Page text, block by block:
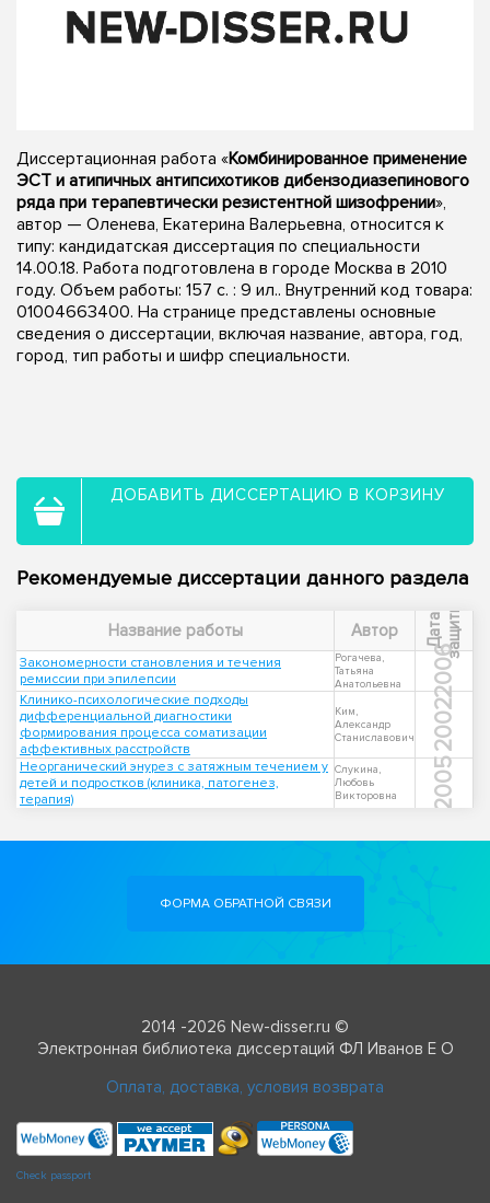
Диссертационная работа «Комбинированное применение
ЭСТ и атипичных антипсихотиков дибензодиазепинового
ряда при терапевтически резистентной шизофрении»,
автор — Оленева, Екатерина Валерьевна, относится к
типу: кандидатская диссертация по специальности
14.00.18. Работа подготовлена в городе Москва в 2010
году. Объем работы: 157 с. : 9 ил.. Внутренний код товара:
01004663400. На странице представлены основные
сведения о диссертации, включая название, автора, год,
город, тип работы и шифр специальности.
ДОБАВИТЬ ДИССЕРТАЦИЮ В КОРЗИНУ
Рекомендуемые диссертации данного раздела
Название работы Автор Д
а
т
а
з
а
щ
и
ты
Закономерности становления и течения
ремиссии при эпилепсии
Рогачева,
Татьяна
Анатольевна
2006
Клинико-психологические подходы
дифференциальной диагностики
формирования процесса соматизации
аффективных расстройств
Ким,
Александр
Станиславович
2002
Неорганический энурез с затяжным течением у
детей и подростков (клиника, патогенез,
терапия)
Слукина,
Любовь
Викторовна
2005
ФОРМА ОБРАТНОЙ СВЯЗИ
2014 -2026 New-disser.ru ©
Электронная библиотека диссертаций ФЛ Иванов Е О
Оплата, доставка, условия возврата
Check passport